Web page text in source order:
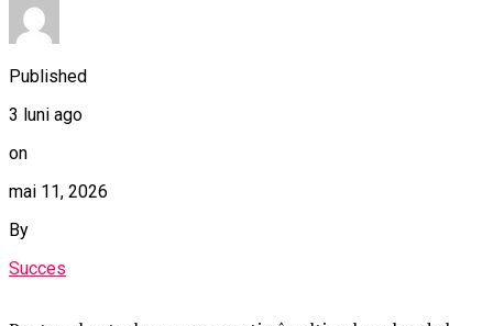
Published
3 luni ago
on
mai 11, 2026
By
Succes